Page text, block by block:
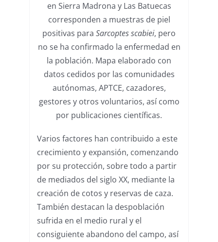
en Sierra Madrona y Las Batuecas
corresponden a muestras de piel
positivas para Sarcoptes scabiei, pero
no se ha confirmado la enfermedad en
la población. Mapa elaborado con
datos cedidos por las comunidades
autónomas, APTCE, cazadores,
gestores y otros voluntarios, así como
por publicaciones científicas.
Varios factores han contribuido a este
crecimiento y expansión, comenzando
por su protección, sobre todo a partir
de mediados del siglo XX, mediante la
creación de cotos y reservas de caza.
También destacan la despoblación
sufrida en el medio rural y el
consiguiente abandono del campo, así